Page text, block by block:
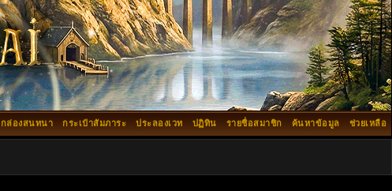
ช่วยเหลือ
ค้นหาข้อมูล
รายชื่อสมาชิก
ปฏิทิน
ประลองเวท
กระเป๋าสัมภาระ
กล่องสนทนา